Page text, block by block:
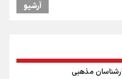
لبنان را به آتش کشید
مستمری مددجویان کفاف زندگی را نمی‌دهد / حمایت از ۱۹هزار زن‌
آرشیو
مذهبی